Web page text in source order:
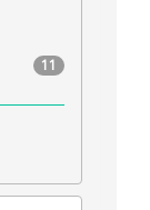
11